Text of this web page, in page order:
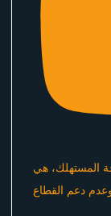
المستهلك، هي
دعم القطاع